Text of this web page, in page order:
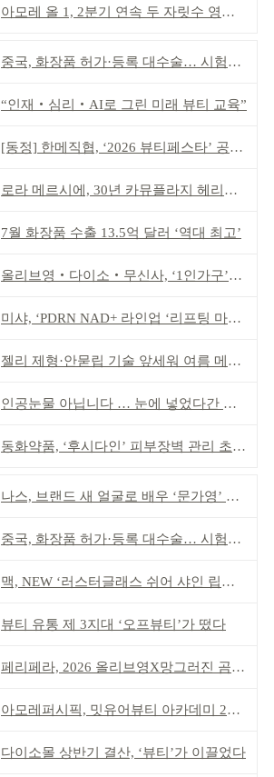
아모레 올 1, 2분기 연속 두 자릿수 영업이익률 기록
중국, 화장품 허가·등록 대수술… 시험자료 공용 허용
“인재‧심리‧AI로 그린 미래 뷰티 교육”
[동정] 한메직협, ‘2026 뷰티페스타’ 공동 주최
로라 메르시에, 30년 카뮤플라지 헤리티지 담아
7월 화장품 수출 13.5억 달러 ‘역대 최고’
올리브영‧다이소‧무신사, ‘1인가구’가 이끈다
미샤, ‘PDRN NAD+ 라인업 ‘리프팅 마스크’ 출시
젤리 제형·안묻립 기술 앞세워 여름 메이크업 시장 공략
인공눈물 아닙니다 … 눈에 넣었다간 각막 손상
동화약품, ‘후시다인’ 피부장벽 관리 초점 ‘리브랜딩’
나스, 브랜드 새 얼굴로 배우 ‘문가영’ 발탁
중국, 화장품 허가·등록 대수술… 시험자료 공용 허용
맥, NEW ‘러스터글래스 쉬어 샤인 립스틱’ 출시
뷰티 유통 제 3지대 ‘오프뷰티’가 떴다
페리페라, 2026 올리브영X망그러진 곰 콜라보
아모레퍼시픽, 밋유어뷰티 아카데미 2기 발대식
다이소몰 상반기 결산, ‘뷰티’가 이끌었다